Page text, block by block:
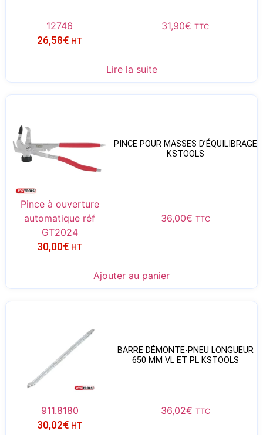
12746 31,90€ TTC
26,58€ HT
Lire la suite
PINCE POUR MASSES D’ÉQUILIBRAGE
KSTOOLS
Pince à ouverture
automatique réf
GT2024
36,00€ TTC
30,00€ HT
Ajouter au panier
BARRE DÉMONTE-PNEU LONGUEUR
650 MM VL ET PL KSTOOLS
911.8180 36,02€ TTC
30,02€ HT